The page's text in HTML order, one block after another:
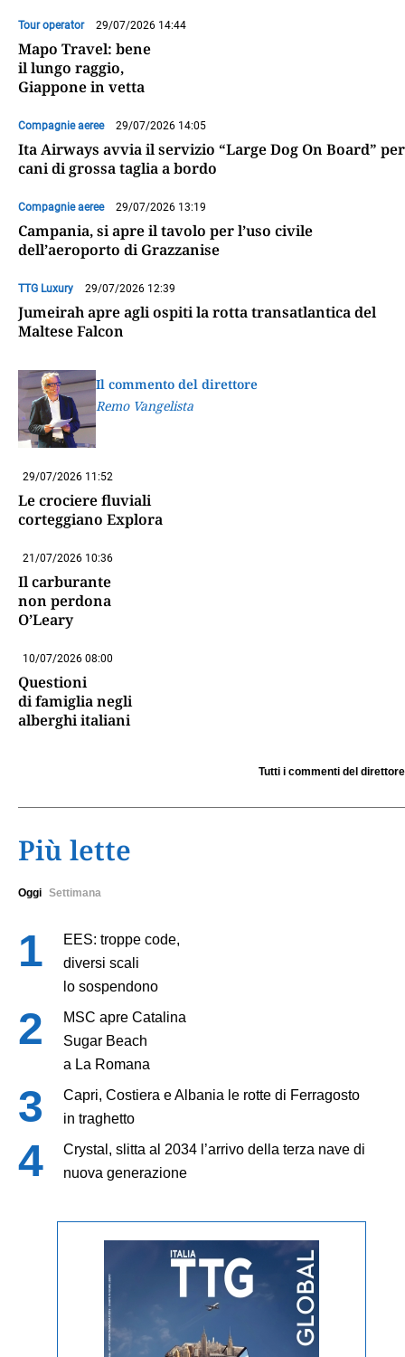
Tour operator 29/07/2026 14:44
Mapo Travel: bene
il lungo raggio,
Giappone in vetta
Compagnie aeree 29/07/2026 14:05
Ita Airways avvia il servizio “Large Dog On Board” per
cani di grossa taglia a bordo
Compagnie aeree 29/07/2026 13:19
Campania, si apre il tavolo per l’uso civile
dell’aeroporto di Grazzanise
TTG Luxury 29/07/2026 12:39
Jumeirah apre agli ospiti la rotta transatlantica del
Maltese Falcon
Il commento del direttore
Remo Vangelista
29/07/2026 11:52
Le crociere fluviali
corteggiano Explora
21/07/2026 10:36
Il carburante
non perdona
O’Leary
10/07/2026 08:00
Questioni
di famiglia negli
alberghi italiani
Tutti i commenti del direttore
Più lette
Oggi Settimana
EES: troppe code,
diversi scali
lo sospendono
MSC apre Catalina
Sugar Beach
a La Romana
Capri, Costiera e Albania le rotte di Ferragosto
in traghetto
Crystal, slitta al 2034 l’arrivo della terza nave di
nuova generazione